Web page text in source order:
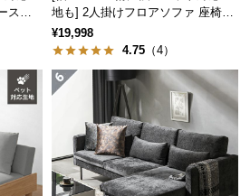
タ
地も] 2人掛けフロアソファ 座椅子
タイプ リクライニング
¥19,998
4.75 （4）